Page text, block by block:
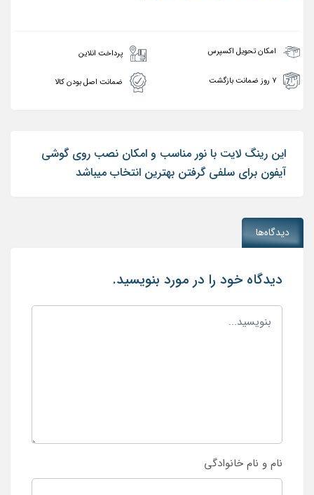
امکان تحویل اکسپرس پرداخت انلاین
۷ روز ضمانت بازگشت ضمانت اصل بودن کالا
این رینگ لایت با نور مناسب و امکان نصب روی گوشی
آیفون برای سلفی گرفتن بهترین انتخاب میباشد
دیدگاه‌ها
دیدگاه خود را در مورد بنویسید.
نام و نام خانوادگی